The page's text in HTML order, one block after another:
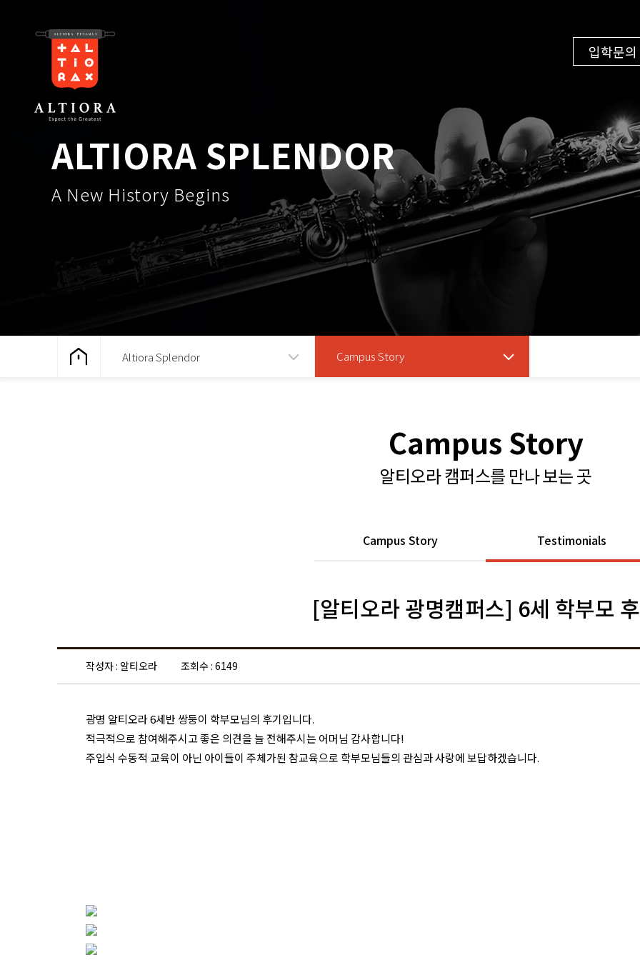
입학문의
ALTIORA SPLENDOR
A New History Begins
Altiora Splendor Campus Story
Campus Story
알티오라 캠퍼스를 만나 보는 곳
Campus Story Testimonials
[알티오라 광명캠퍼스] 6세 학부모
작성자 : 알티오라 조회수 : 6149
광명 알티오라 6세반 쌍둥이 학부모님의 후기입니다.
적극적으로 참여해주시고 좋은 의견을 늘 전해주시는 어머님 감사합니다!
​주입식 수동적 교육이 아닌 아이들이 주체가된 참교육으로 학부모님들의 관심과 사랑에 보답하겠습니다.